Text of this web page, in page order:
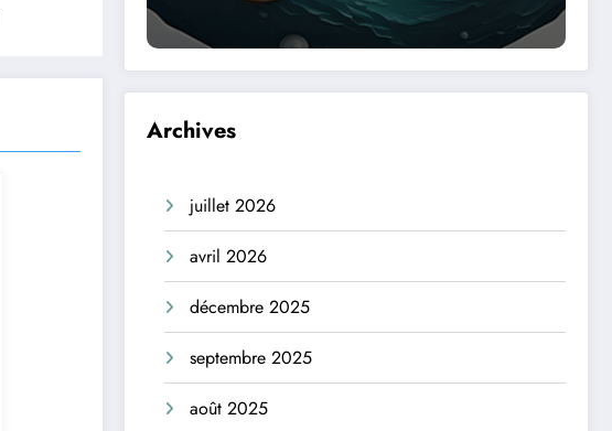
Archives
juillet 2026
avril 2026
décembre 2025
septembre 2025
août 2025